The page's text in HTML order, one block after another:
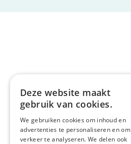
Nieuws NPZ Groningen 17
2025.Klik hier voor meer informatie
al het materiaal.
Deze website maakt
gebruik van cookies.
We gebruiken cookies om inhoud en
advertenties te personaliseren en om
verkeer te analyseren. We delen ook